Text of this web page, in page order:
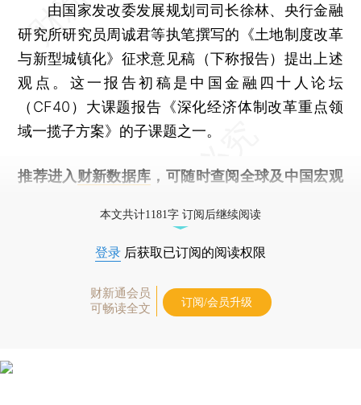
由国家发改委发展规划司司长徐林、央行金融
研究所研究员周诚君等执笔撰写的《土地制度改革
与新型城镇化》征求意见稿（下称报告）提出上述
观点。这一报告初稿是中国金融四十人论坛
（CF40）大课题报告《深化经济体制改革重点领
域一揽子方案》的子课题之一。
推荐进入 财新数据库 ，可随时查阅全球及中国宏观
本文共计1181字 订阅后继续阅读
登录 后获取已订阅的阅读权限
财新通会员
可畅读全文
订阅/会员升级